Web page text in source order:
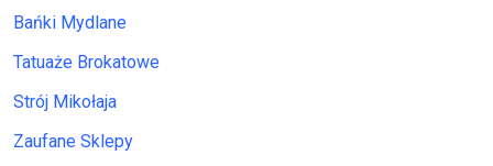
Bańki Mydlane
Tatuaże Brokatowe
Strój Mikołaja
Zaufane Sklepy